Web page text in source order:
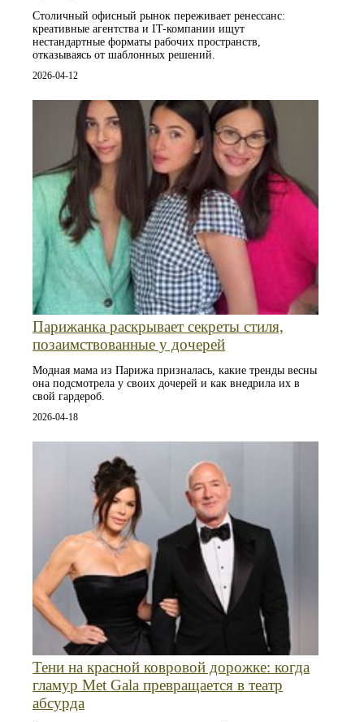
Столичный офисный рынок переживает ренессанс:
креативные агентства и IT-компании ищут
нестандартные форматы рабочих пространств,
отказываясь от шаблонных решений.
2026-04-12
Парижанка раскрывает секреты стиля,
позаимствованные у дочерей
Модная мама из Парижа призналась, какие тренды весны
она подсмотрела у своих дочерей и как внедрила их в
свой гардероб.
2026-04-18
Тени на красной ковровой дорожке: когда
гламур Met Gala превращается в театр
абсурда